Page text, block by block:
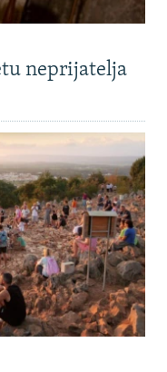
neprijatelja